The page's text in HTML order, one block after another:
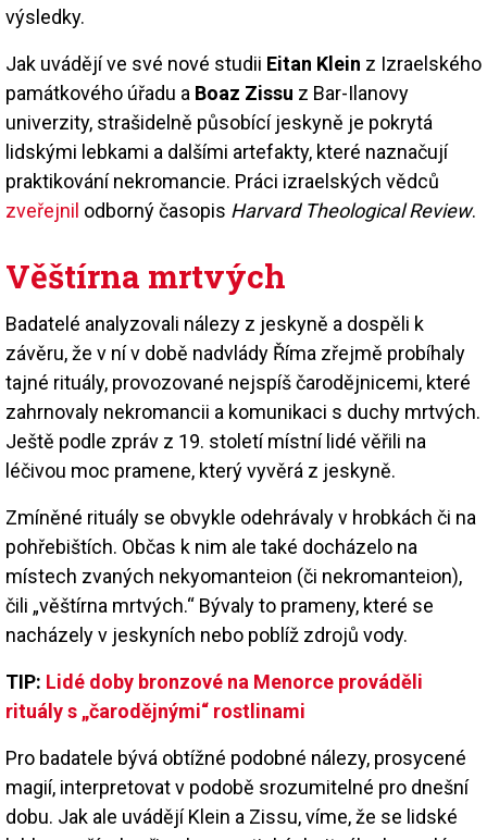
výsledky.
Jak uvádějí ve své nové studii Eitan Klein z Izraelského
památkového úřadu a Boaz Zissu z Bar-Ilanovy
univerzity, strašidelně působící jeskyně je pokrytá
lidskými lebkami a dalšími artefakty, které naznačují
praktikování nekromancie. Práci izraelských vědců
zveřejnil odborný časopis Harvard Theological Review.
Věštírna mrtvých
Badatelé analyzovali nálezy z jeskyně a dospěli k
závěru, že v ní v době nadvlády Říma zřejmě probíhaly
tajné rituály, provozované nejspíš čarodějnicemi, které
zahrnovaly nekromancii a komunikaci s duchy mrtvých.
Ještě podle zpráv z 19. století místní lidé věřili na
léčivou moc pramene, který vyvěrá z jeskyně.
Zmíněné rituály se obvykle odehrávaly v hrobkách či na
pohřebištích. Občas k nim ale také docházelo na
místech zvaných nekyomanteion (či nekromanteion),
čili „věštírna mrtvých.“ Bývaly to prameny, které se
nacházely v jeskyních nebo poblíž zdrojů vody.
TIP: Lidé doby bronzové na Menorce prováděli
rituály s „čarodějnými“ rostlinami
Pro badatele bývá obtížné podobné nálezy, prosycené
magií, interpretovat v podobě srozumitelné pro dnešní
dobu. Jak ale uvádějí Klein a Zissu, víme, že se lidské